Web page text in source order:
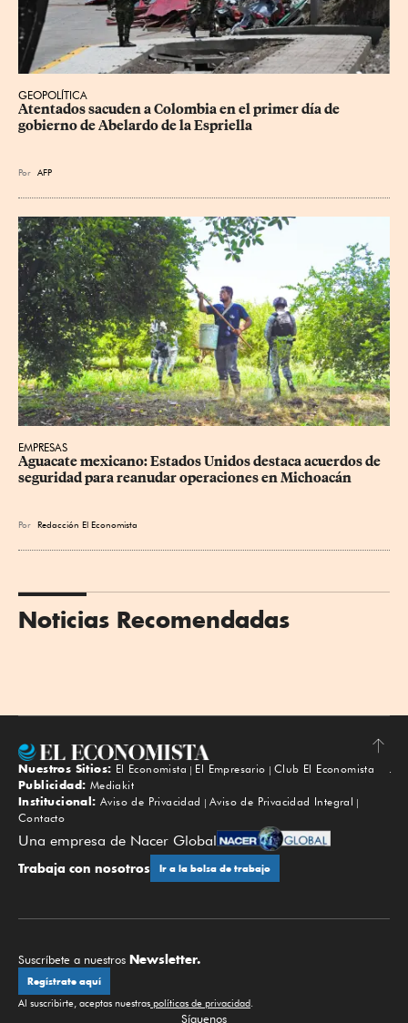
GEOPOLÍTICA
Atentados sacuden a Colombia en el primer día de
gobierno de Abelardo de la Espriella
Por AFP
EMPRESAS
Aguacate mexicano: Estados Unidos destaca acuerdos de
seguridad para reanudar operaciones en Michoacán
Por Redacción El Economista
Noticias Recomendadas
Subir
Nuestros Sitios: El Economista El Empresario
Club El Economista
Publicidad: Mediakit
Institucional: Aviso de Privacidad
Aviso de Privacidad Integral
Contacto
Una empresa de Nacer Global
Trabaja con nosotros Ir a la bolsa de trabajo
Suscríbete a nuestros Newsletter.
Regístrate aquí
Al suscribirte, aceptas nuestras políticas de privacidad.
Síguenos